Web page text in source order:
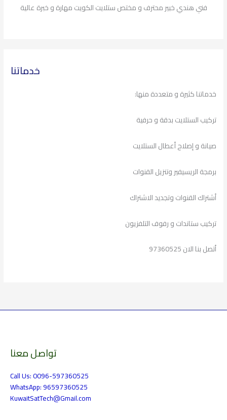
فني هندي خبير محترف و مختص ستلايت الكويت مهارة و خبرة عالية
خدماتنا
خدماتنا كثيرة و متعددة منها:
تركيب الستلايت بدقة و حرفية
صيانة و إصلاح أعطال الستلايت
برمجة الريسيفير وتنزيل القنوات
أشتراك القنوات وتجديد الاشتراك
تركيب ستاندات و رفوف التلفزيون
أتصل بنا الان 97360525
تواصل معنا
Call Us: 0096-597360525
WhatsApp: 96597360525
KuwaitSatTech@Gmail.com
الارشيف